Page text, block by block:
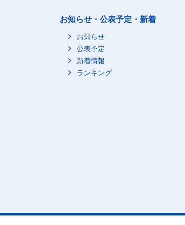
お知らせ・公表予定・新着
お知らせ
公表予定
新着情報
ランキング